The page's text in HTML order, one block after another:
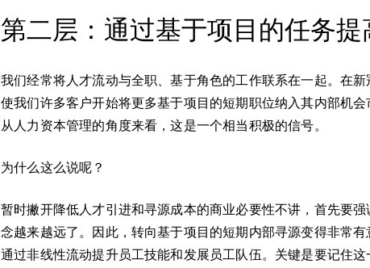
第二层：通过基于项目的任务
我们经常将人才流动与全职、基于角色的工作联系在一起。在
使我们许多客户开始将更多基于项目的短期职位纳入其内部机
从人力资本管理的角度来看，这是一个相当积极的信号。
为什么这么说呢？
暂时撇开降低人才引进和寻源成本的商业必要性不讲，首先要
念越来越远了。因此，转向基于项目的短期内部寻源变得非常
通过非线性流动提升员工技能和发展员工队伍。关键是要记住